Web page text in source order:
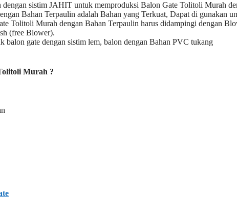
dengan sistim JAHIT untuk memproduksi Balon Gate Tolitoli Murah
Bahan Terpaulin adalah Bahan yang Terkuat, Dapat di gunakan
Tolitoli Murah dengan Bahan Terpaulin harus didampingi dengan
(free Blower).
balon gate dengan sistim lem, balon dengan Bahan PVC tukang
Murah ?